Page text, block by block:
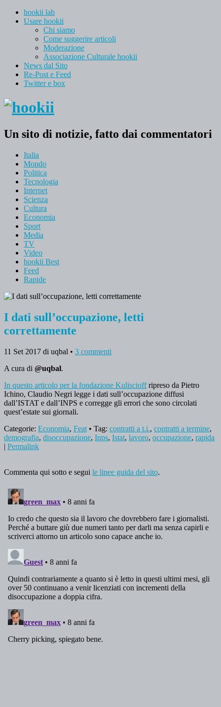
hookii lab
Usare hookii
Chi siamo
Come suggerire articoli
Moderazione
Associazione Culturale hookii
News dal Sito
Re-Post e Feed
Twitter e box
Un sito di notizie, fatto dai commentatori
Italia
Mondo
Politica
Tecnologia
Internet
Scienza
Cultura
Economia
Sport
Media
TV
Video
hookii Best
Feed
Rapide
I dati sull’occupazione, letti
correttamente
11 Set 2017 di uqbal • 3 commenti
A cura di @uqbal.
In questo articolo per la fondazione Kuliscioffripreso da Pietro
Ichino, Claudio Negri legge i dati sull’occupazione diffusi
dall’ISTAT e dall’INPS e corregge gli errori che sono circolati
quest’estate sui giornali.
Categorie: Economia, Feat • Tag: contratti a t.i., contratti a termine,
demografia, disoccupazione, Inps, Istat, lavoro, occupazione, rapida
| Permalink
Commenta qui sotto e segui le linee guida del sito.